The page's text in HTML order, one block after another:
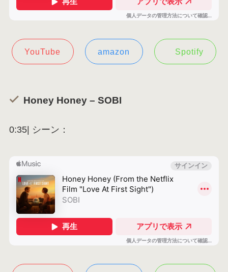
YouTube amazon Spotify
Honey Honey – SOBI
0:35| シーン：